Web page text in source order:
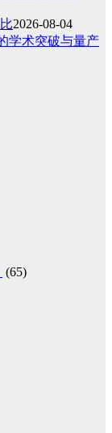
2026-08-04
学术突破与量产
(65)